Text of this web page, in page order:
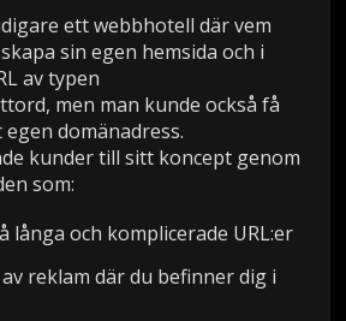
ett webbhotell där vem
sin egen hemsida och i
av typen
men man kunde också få
domänadress.
kunder till sitt koncept genom
som:
långa och komplicerade URL:er
reklam där du befinner dig i